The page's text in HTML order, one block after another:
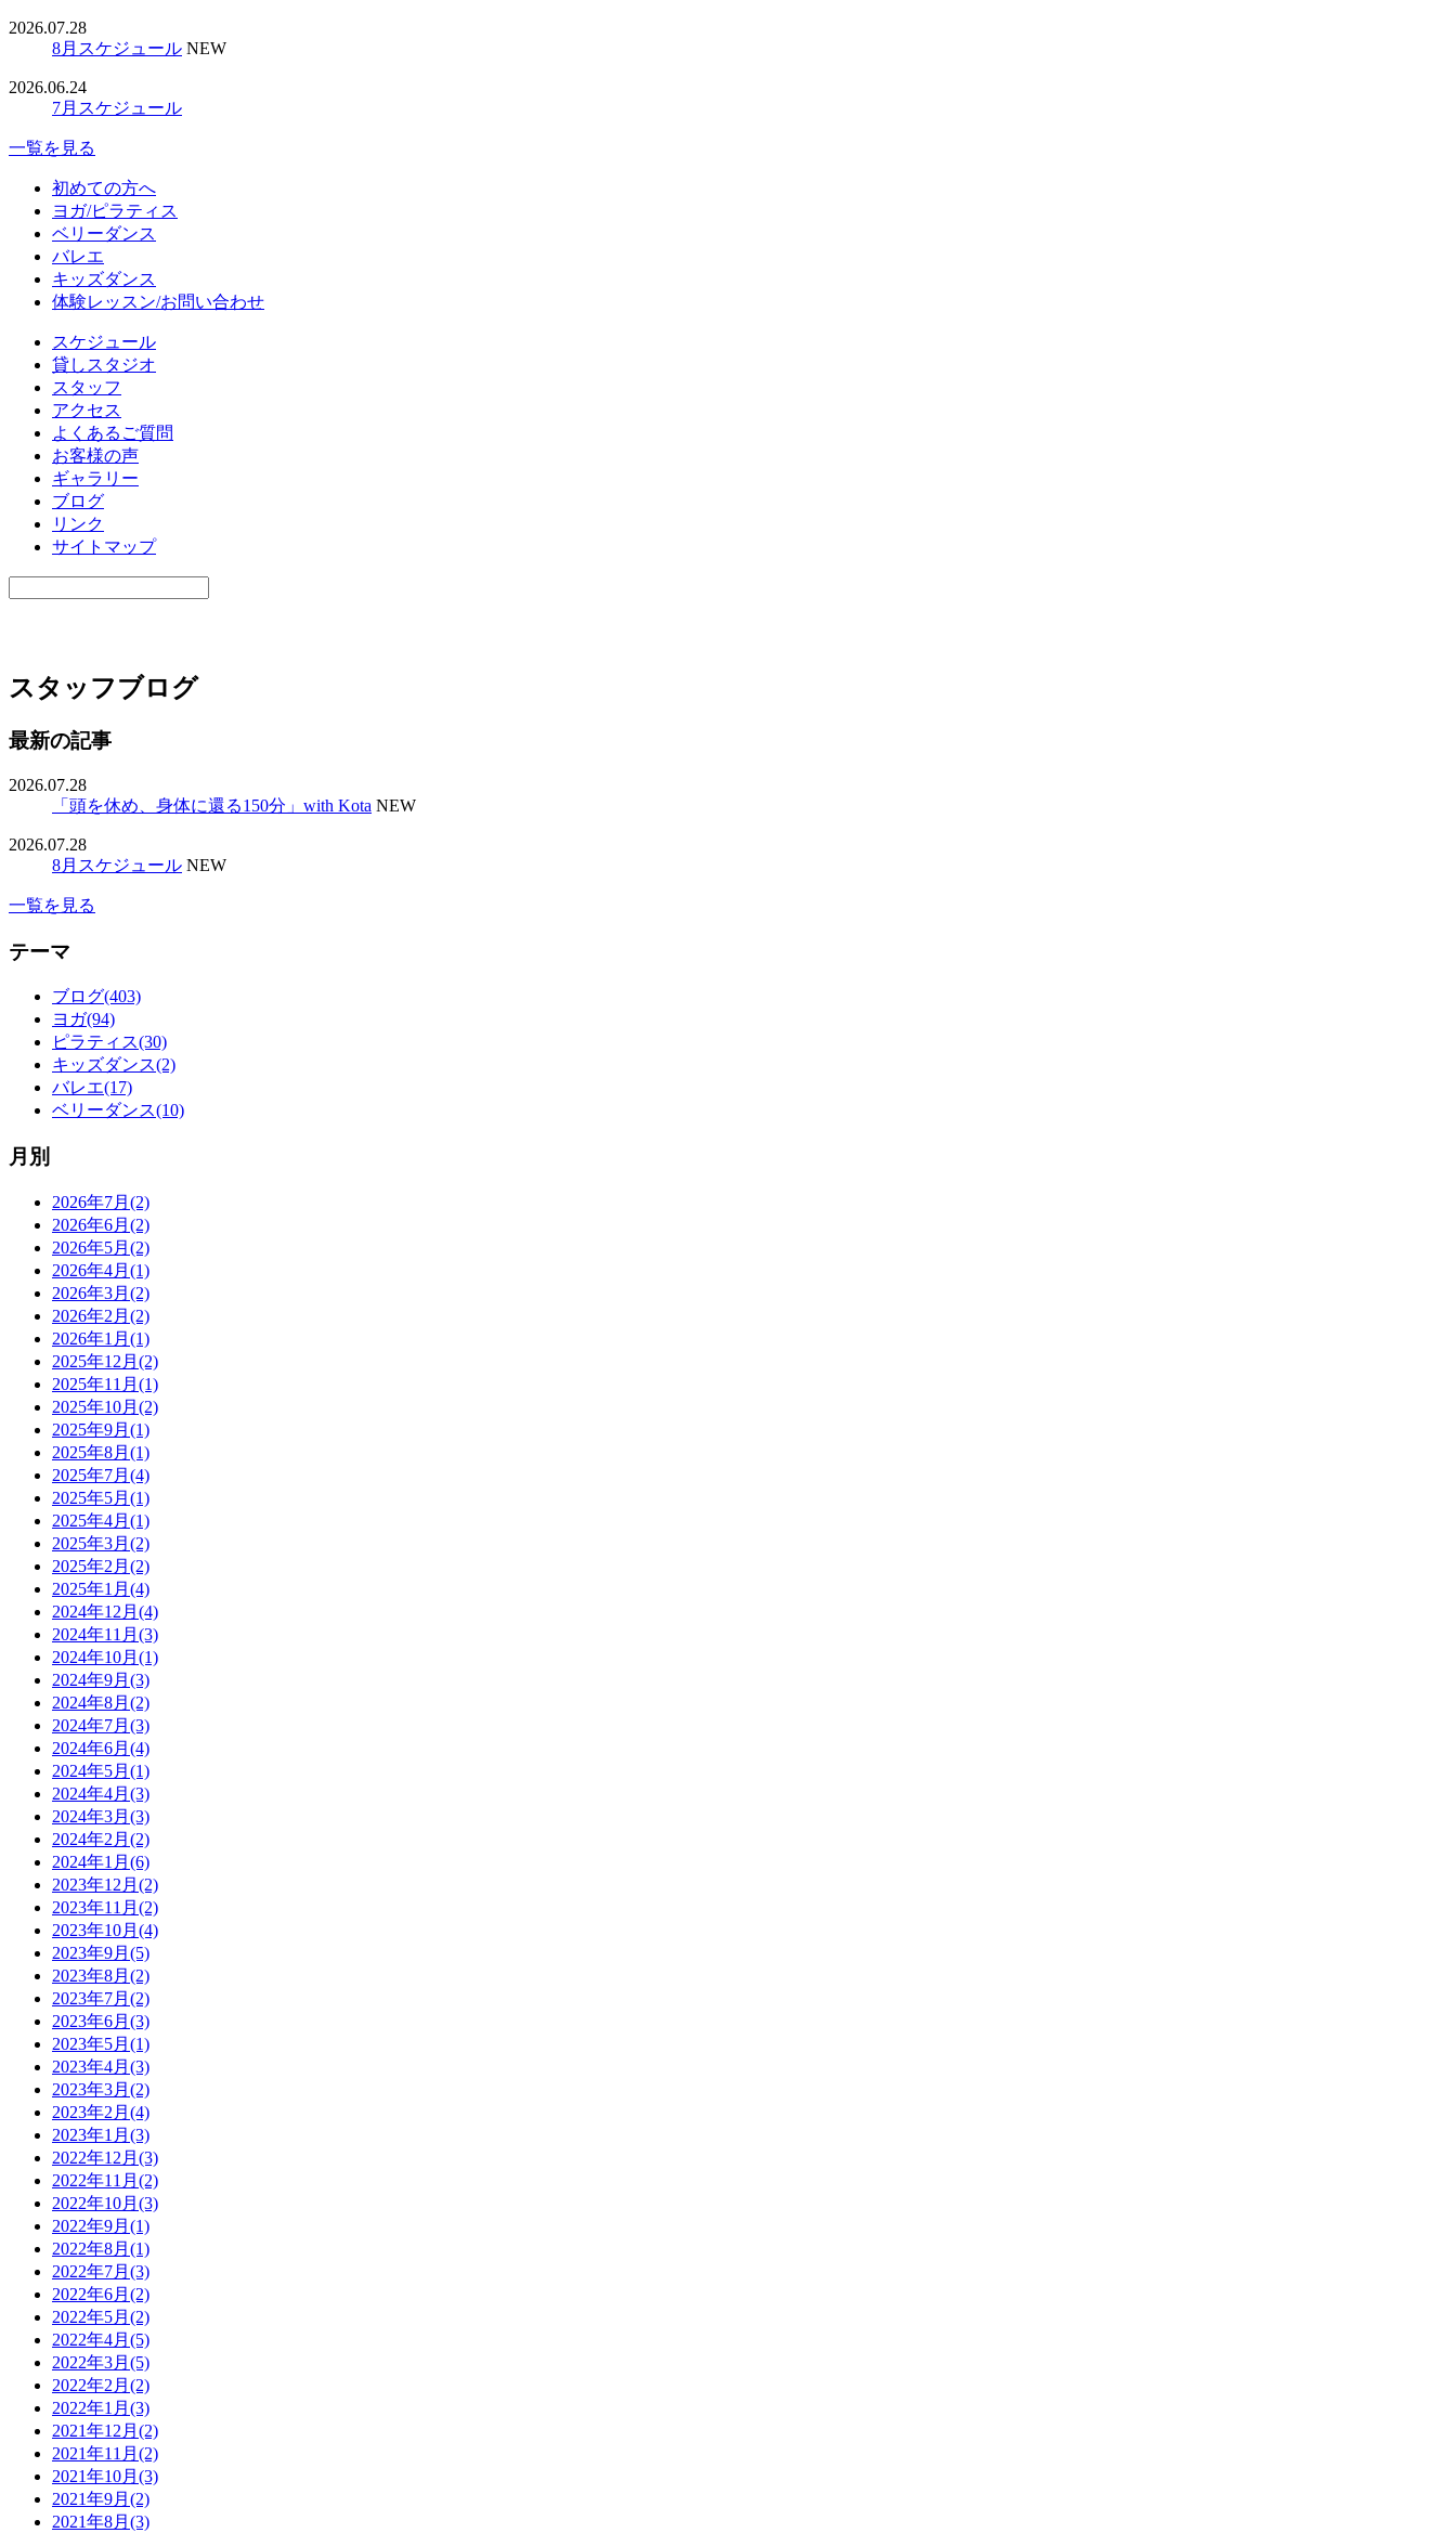
2026.07.28
8月スケジュール NEW
2026.06.24
7月スケジュール
一覧を見る
初めての方へ
ヨガ/ピラティス
ベリーダンス
バレエ
キッズダンス
体験レッスン/お問い合わせ
スケジュール
貸しスタジオ
スタッフ
アクセス
よくあるご質問
お客様の声
ギャラリー
ブログ
リンク
サイトマップ
スタッフブログ
最新の記事
2026.07.28
「頭を休め、身体に還る150分」with Kota NEW
2026.07.28
8月スケジュール NEW
一覧を見る
テーマ
ブログ(403)
ヨガ(94)
ピラティス(30)
キッズダンス(2)
バレエ(17)
ベリーダンス(10)
月別
2026年7月(2)
2026年6月(2)
2026年5月(2)
2026年4月(1)
2026年3月(2)
2026年2月(2)
2026年1月(1)
2025年12月(2)
2025年11月(1)
2025年10月(2)
2025年9月(1)
2025年8月(1)
2025年7月(4)
2025年5月(1)
2025年4月(1)
2025年3月(2)
2025年2月(2)
2025年1月(4)
2024年12月(4)
2024年11月(3)
2024年10月(1)
2024年9月(3)
2024年8月(2)
2024年7月(3)
2024年6月(4)
2024年5月(1)
2024年4月(3)
2024年3月(3)
2024年2月(2)
2024年1月(6)
2023年12月(2)
2023年11月(2)
2023年10月(4)
2023年9月(5)
2023年8月(2)
2023年7月(2)
2023年6月(3)
2023年5月(1)
2023年4月(3)
2023年3月(2)
2023年2月(4)
2023年1月(3)
2022年12月(3)
2022年11月(2)
2022年10月(3)
2022年9月(1)
2022年8月(1)
2022年7月(3)
2022年6月(2)
2022年5月(2)
2022年4月(5)
2022年3月(5)
2022年2月(2)
2022年1月(3)
2021年12月(2)
2021年11月(2)
2021年10月(3)
2021年9月(2)
2021年8月(3)